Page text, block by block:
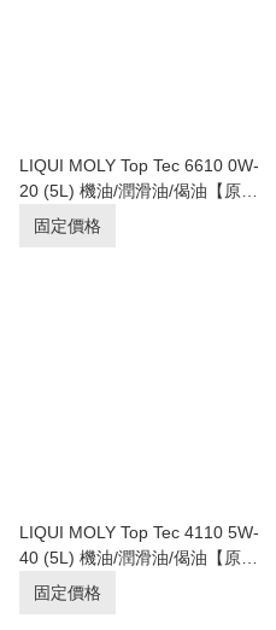
LIQUI MOLY Top Tec 6610 0W-
20 (5L) 機油/潤滑油/偈油【原裝
行貨】
固定價格
LIQUI MOLY Top Tec 4110 5W-
40 (5L) 機油/潤滑油/偈油【原裝
行貨】
固定價格